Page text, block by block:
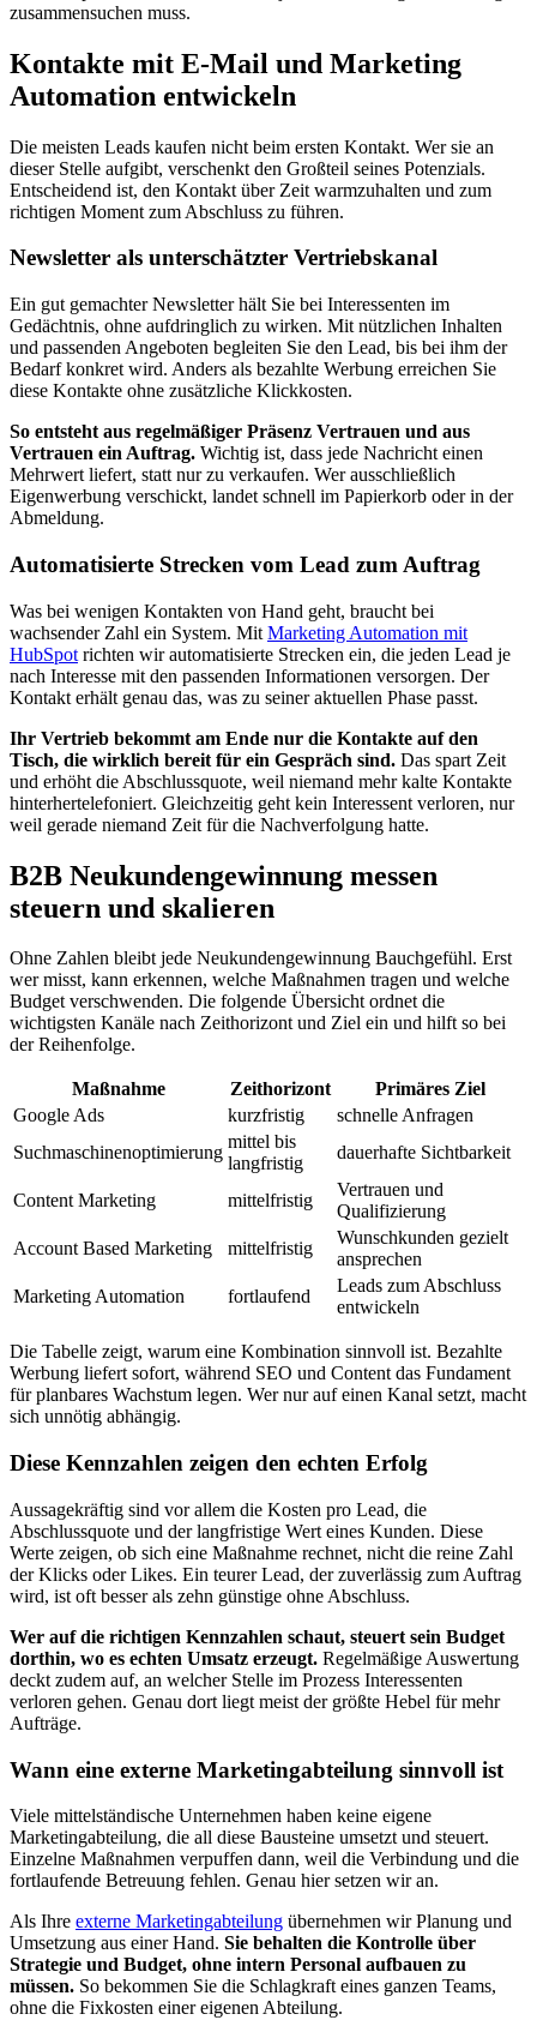
zusammensuchen muss.
Kontakte mit E-Mail und Marketing
Automation entwickeln
Die meisten Leads kaufen nicht beim ersten Kontakt. Wer sie an
dieser Stelle aufgibt, verschenkt den Großteil seines Potenzials.
Entscheidend ist, den Kontakt über Zeit warmzuhalten und zum
richtigen Moment zum Abschluss zu führen.
Newsletter als unterschätzter Vertriebskanal
Ein gut gemachter Newsletter hält Sie bei Interessenten im
Gedächtnis, ohne aufdringlich zu wirken. Mit nützlichen Inhalten
und passenden Angeboten begleiten Sie den Lead, bis bei ihm der
Bedarf konkret wird. Anders als bezahlte Werbung erreichen Sie
diese Kontakte ohne zusätzliche Klickkosten.
So entsteht aus regelmäßiger Präsenz Vertrauen und aus
Vertrauen ein Auftrag. Wichtig ist, dass jede Nachricht einen
Mehrwert liefert, statt nur zu verkaufen. Wer ausschließlich
Eigenwerbung verschickt, landet schnell im Papierkorb oder in der
Abmeldung.
Automatisierte Strecken vom Lead zum Auftrag
Was bei wenigen Kontakten von Hand geht, braucht bei
wachsender Zahl ein System. Mit Marketing Automation mit
HubSpot richten wir automatisierte Strecken ein, die jeden Lead je
nach Interesse mit den passenden Informationen versorgen. Der
Kontakt erhält genau das, was zu seiner aktuellen Phase passt.
Ihr Vertrieb bekommt am Ende nur die Kontakte auf den
Tisch, die wirklich bereit für ein Gespräch sind. Das spart Zeit
und erhöht die Abschlussquote, weil niemand mehr kalte Kontakte
hinterhertelefoniert. Gleichzeitig geht kein Interessent verloren, nur
weil gerade niemand Zeit für die Nachverfolgung hatte.
B2B Neukundengewinnung messen
steuern und skalieren
Ohne Zahlen bleibt jede Neukundengewinnung Bauchgefühl. Erst
wer misst, kann erkennen, welche Maßnahmen tragen und welche
Budget verschwenden. Die folgende Übersicht ordnet die
wichtigsten Kanäle nach Zeithorizont und Ziel ein und hilft so bei
der Reihenfolge.
Maßnahme Zeithorizont
Primäres Ziel
Google Ads
kurzfristig
schnelle Anfragen
Suchmaschinenoptimierung
mittel bis
langfristig
dauerhafte Sichtbarkeit
Content Marketing mittelfristig
Vertrauen und
Qualifizierung
Account Based Marketing
mittelfristig
Wunschkunden gezielt
ansprechen
Marketing Automation
fortlaufend
Leads zum Abschluss
entwickeln
Die Tabelle zeigt, warum eine Kombination sinnvoll ist. Bezahlte
Werbung liefert sofort, während SEO und Content das Fundament
für planbares Wachstum legen. Wer nur auf einen Kanal setzt, macht
sich unnötig abhängig.
Diese Kennzahlen zeigen den echten Erfolg
Aussagekräftig sind vor allem die Kosten pro Lead, die
Abschlussquote und der langfristige Wert eines Kunden. Diese
Werte zeigen, ob sich eine Maßnahme rechnet, nicht die reine Zahl
der Klicks oder Likes. Ein teurer Lead, der zuverlässig zum Auftrag
wird, ist oft besser als zehn günstige ohne Abschluss.
Wer auf die richtigen Kennzahlen schaut, steuert sein Budget
dorthin, wo es echten Umsatz erzeugt. Regelmäßige Auswertung
deckt zudem auf, an welcher Stelle im Prozess Interessenten
verloren gehen. Genau dort liegt meist der größte Hebel für mehr
Aufträge.
Wann eine externe Marketingabteilung sinnvoll ist
Viele mittelständische Unternehmen haben keine eigene
Marketingabteilung, die all diese Bausteine umsetzt und steuert.
Einzelne Maßnahmen verpuffen dann, weil die Verbindung und die
fortlaufende Betreuung fehlen. Genau hier setzen wir an.
Als Ihre externe Marketingabteilung übernehmen wir Planung und
Umsetzung aus einer Hand. Sie behalten die Kontrolle über
Strategie und Budget, ohne intern Personal aufbauen zu
müssen. So bekommen Sie die Schlagkraft eines ganzen Teams,
ohne die Fixkosten einer eigenen Abteilung.